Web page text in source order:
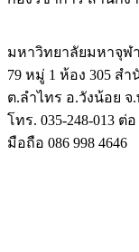
มหาวิทยาลัยมหาจุฬ
79 หมู่ 1 ห้อง 305 ส
ต.ลำไทร อ.วังน้อย จ
โทร. 035-248-013 ต่อ
มือถือ 086 998 4646